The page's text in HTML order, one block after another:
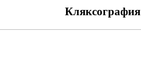
Кляксография